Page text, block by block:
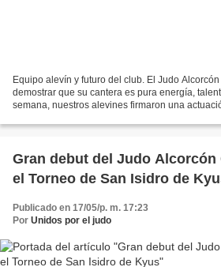
Equipo alevín y futuro del club. El Judo
demostrar que su cantera es pura energía,
semana, nuestros alevines firmaron una
Gran debut del Judo Alcorcón
el Torneo de San Isidro de
Publicado en 17/05/p. m. 17:23
Por Unidos por el judo